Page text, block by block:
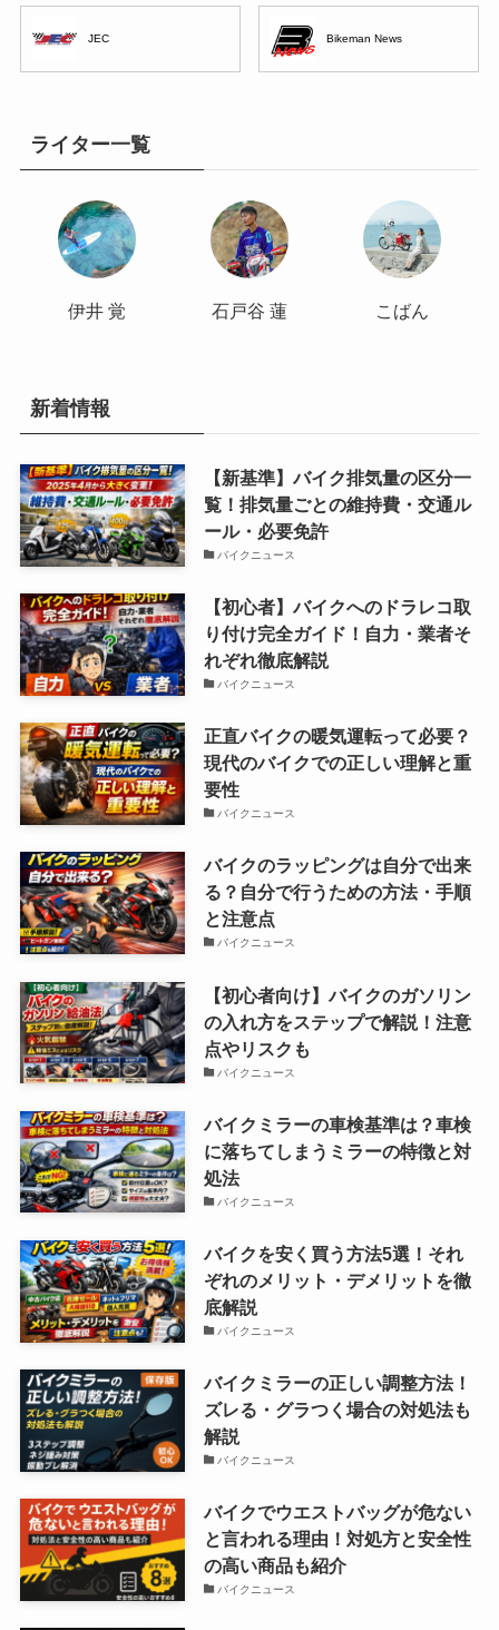
JEC Bikeman News
ライター一覧
伊井 覚 石戸谷 蓮 こばん
新着情報
【新基準】バイク排気量の区分一
覧！排気量ごとの維持費・交通ル
ール・必要免許
バイクニュース
【初心者】バイクへのドラレコ取
り付け完全ガイド！自力・業者そ
れぞれ徹底解説
バイクニュース
正直バイクの暖気運転って必要？
現代のバイクでの正しい理解と重
要性
バイクニュース
バイクのラッピングは自分で出来
る？自分で行うための方法・手順
と注意点
バイクニュース
【初心者向け】バイクのガソリン
の入れ方をステップで解説！注意
点やリスクも
バイクニュース
バイクミラーの車検基準は？車検
に落ちてしまうミラーの特徴と対
処法
バイクニュース
バイクを安く買う方法5選！それ
ぞれのメリット・デメリットを徹
底解説
バイクニュース
バイクミラーの正しい調整方法！
ズレる・グラつく場合の対処法も
解説
バイクニュース
バイクでウエストバッグが危ない
と言われる理由！対処方と安全性
の高い商品も紹介
バイクニュース